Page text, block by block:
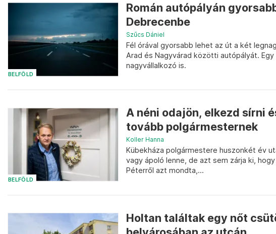
BELFÖLD
Román autópályán
Debrecenbe
Szűcs Dániel
Fél órával gyorsabb lehet az út a két
Arad és Nagyvárad közötti autópályát.
nagyvállalkozó is.
BELFÖLD
A néni odajön, elkezd sírni
tovább polgármesternek
Koller Hanna
Kübekháza polgármestere huszonkét év
vagy ápoló lenne, de azt sem zárja ki,
Péterről azt mondta,...
Holtan találtak egy nőt